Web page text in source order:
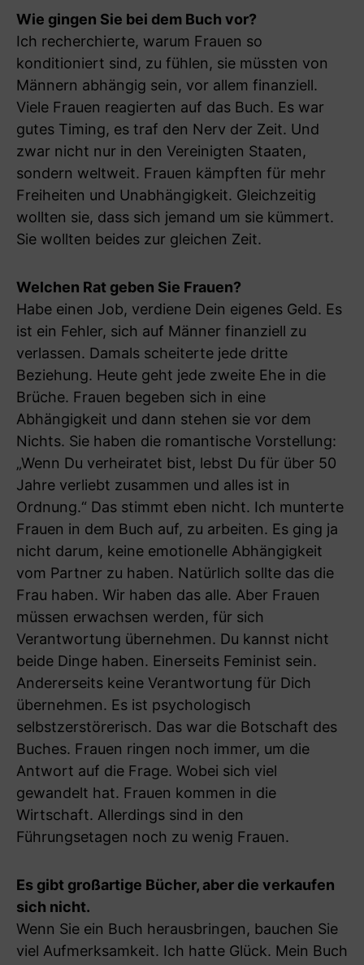
Wie gingen Sie bei dem Buch vor?
Ich recherchierte, warum Frauen so
konditioniert sind, zu fühlen, sie müssten von
Männern abhängig sein, vor allem finanziell.
Viele Frauen reagierten auf das Buch. Es war
gutes Timing, es traf den Nerv der Zeit. Und
zwar nicht nur in den Vereinigten Staaten,
sondern weltweit. Frauen kämpften für mehr
Freiheiten und Unabhängigkeit. Gleichzeitig
wollten sie, dass sich jemand um sie kümmert.
Sie wollten beides zur gleichen Zeit.
Welchen Rat geben Sie Frauen?
Habe einen Job, verdiene Dein eigenes Geld. Es
ist ein Fehler, sich auf Männer finanziell zu
verlassen. Damals scheiterte jede dritte
Beziehung. Heute geht jede zweite Ehe in die
Brüche. Frauen begeben sich in eine
Abhängigkeit und dann stehen sie vor dem
Nichts. Sie haben die romantische Vorstellung:
„Wenn Du verheiratet bist, lebst Du für über 50
Jahre verliebt zusammen und alles ist in
Ordnung.“ Das stimmt eben nicht. Ich munterte
Frauen in dem Buch auf, zu arbeiten. Es ging ja
nicht darum, keine emotionelle Abhängigkeit
vom Partner zu haben. Natürlich sollte das die
Frau haben. Wir haben das alle. Aber Frauen
müssen erwachsen werden, für sich
Verantwortung übernehmen. Du kannst nicht
beide Dinge haben. Einerseits Feminist sein.
Andererseits keine Verantwortung für Dich
übernehmen. Es ist psychologisch
selbstzerstörerisch. Das war die Botschaft des
Buches. Frauen ringen noch immer, um die
Antwort auf die Frage. Wobei sich viel
gewandelt hat. Frauen kommen in die
Wirtschaft. Allerdings sind in den
Führungsetagen noch zu wenig Frauen.
Es gibt großartige Bücher, aber die verkaufen
sich nicht.
Wenn Sie ein Buch herausbringen, bauchen Sie
viel Aufmerksamkeit. Ich hatte Glück. Mein Buch